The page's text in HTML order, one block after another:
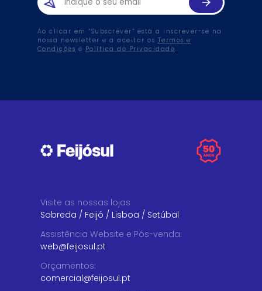
Ao clicar em “Subscrever” está a inscrever-se na
nossa newsletter e a aceitar os Termos e
Condições e Política de Privacidade.
Visite as nossas lojas
Sobreda / Feijó / Lisboa / Setúbal
Assistência Website e Pós-venda:
web@feijosul.pt
Orçamentos:
comercial@feijosul.pt